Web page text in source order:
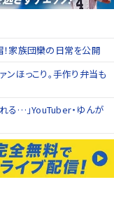
！家族団欒の日常を公開
ンほっこり。手作り弁当も
る…」YouTuber・ゆんが